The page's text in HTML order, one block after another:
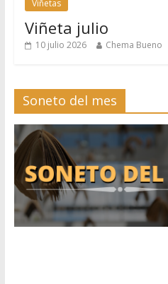
Viñetas
Viñeta julio
10 julio 2026 Chema Bueno
Soneto del mes